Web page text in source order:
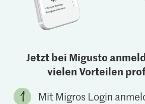
Jetzt bei Migusto
vielen Vorteilen
Mit Migros Login